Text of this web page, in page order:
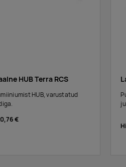
HUB Terra RCS
HUB, varustatud
€